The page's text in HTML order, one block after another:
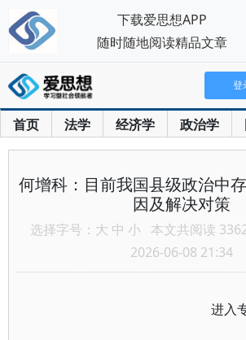
首页 法学 经济学 政治学
登
何增科：目前我国县级政治中
因及解决对策
选择字号： 大 中 小 本文共阅读
2026-06-08 21:34
进入
下载爱思想APP
随时随地阅读精品文章